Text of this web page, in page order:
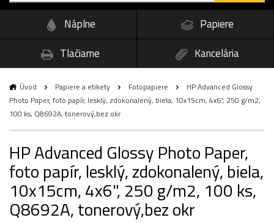
Náplne
Papiere
Tlačiarne
Kancelária
Úvod Papiere a etikety Fotopapiere
HP Advanced Glossy
Photo Paper, foto papír, lesklý, zdokonalený, biela, 10x15cm, 4x6", 250 g/m2,
100 ks, Q8692A, tonerový,bez okr
HP Advanced Glossy Photo Paper,
foto papír, lesklý, zdokonalený, biela,
10x15cm, 4x6", 250 g/m2, 100 ks,
Q8692A, tonerový,bez okr